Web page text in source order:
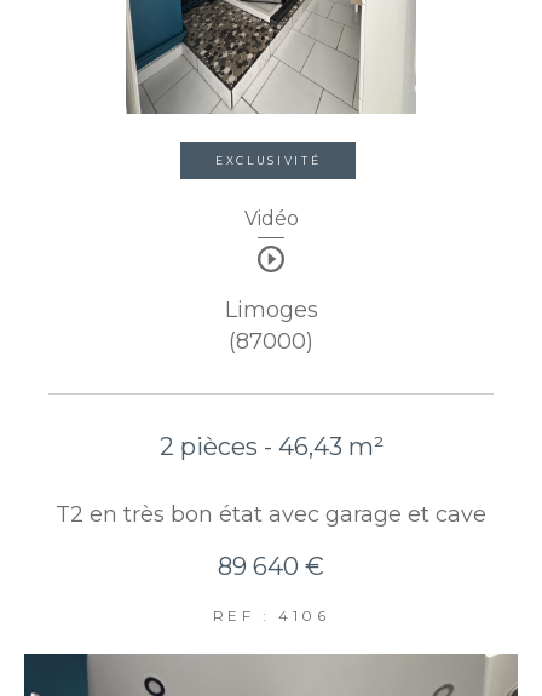
EXCLUSIVITÉ
Vidéo
Limoges
(87000)
2 pièces - 46,43 m²
T2 en très bon état avec garage et cave
89 640 €
REF : 4106